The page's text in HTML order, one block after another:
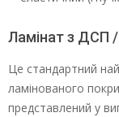
Ламінат з ДСП
Це стандартний
ламінованого
представлений у